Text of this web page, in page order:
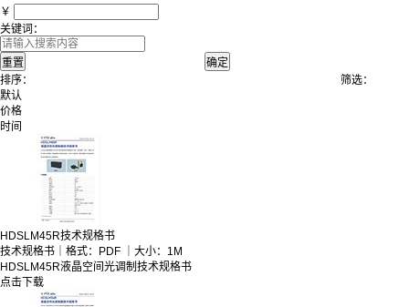
￥
关键词：
排序：
默认
价格
时间
筛选：
HDSLM45R技术规格书
技术规格书｜格式：PDF ｜大小：1M
HDSLM45R液晶空间光调制技术规格书
点击下载